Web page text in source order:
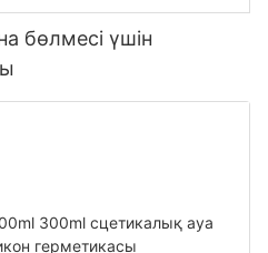
бөлмесі үшін